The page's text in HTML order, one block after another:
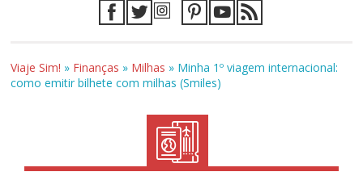
Viaje Sim! » Finanças » Milhas » Minha 1º viagem internacional:
como emitir bilhete com milhas (Smiles)